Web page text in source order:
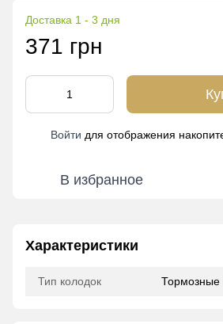
Доставка 1 - 3 дня
371 грн
Войти для отображения
В избранное
Характеристики
Тип колодок Тормозные